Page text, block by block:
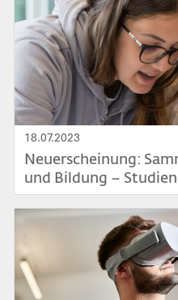
18.07.2023
Neuerscheinung:
und Bildung –
einem Beitrag aus
Bild